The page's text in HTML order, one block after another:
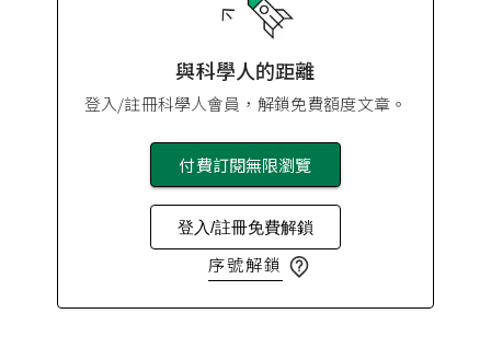
與科學人的距離
登入/註冊科學人會員，解鎖免費額度文章。
付費訂閱無限瀏覽
登入/註冊免費解鎖
序號解鎖